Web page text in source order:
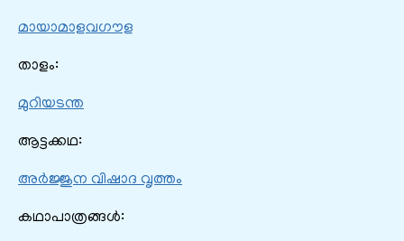
മായാമാളവഗൗള
താളം:
മുറിയടന്ത
ആട്ടക്കഥ:
അര്‍ജ്ജുന വിഷാദ വൃത്തം
കഥാപാത്രങ്ങൾ: